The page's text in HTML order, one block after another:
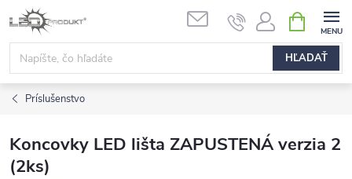
Prejsť
na
obsah
HĽADAŤ
KOŠÍK
Príslušenstvo
Koncovky LED lišta ZAPUSTENÁ verzia 2
(2ks)